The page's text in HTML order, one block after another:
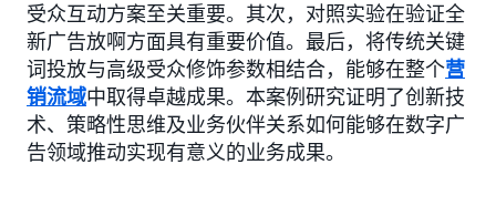
受众互动方案至关重要。其次，对照实验在验证全
新广告放啊方面具有重要价值。最后，将传统关键
词投放与高级受众修饰参数相结合，能够在整个营
销流域中取得卓越成果。本案例研究证明了创新技
术、策略性思维及业务伙伴关系如何能够在数字广
告领域推动实现有意义的业务成果。